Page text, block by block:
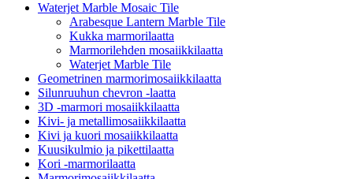
Waterjet Marble Mosaic Tile
Arabesque Lantern Marble Tile
Kukka marmorilaatta
Marmorilehden mosaiikkilaatta
Waterjet Marble Tile
Geometrinen marmorimosaiikkilaatta
Silunruuhun chevron -laatta
3D -marmori mosaiikkilaatta
Kivi- ja metallimosaiikkilaatta
Kivi ja kuori mosaiikkilaatta
Kuusikulmio ja pikettilaatta
Kori -marmorilaatta